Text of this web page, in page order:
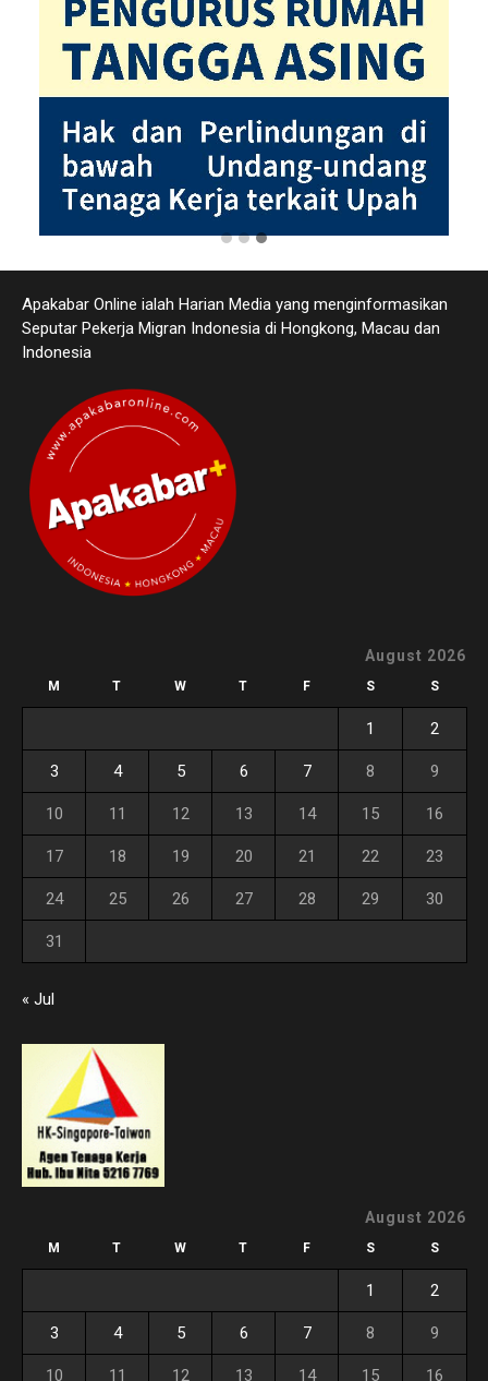
Apakabar Online ialah Harian Media yang menginformasikan
Seputar Pekerja Migran Indonesia di Hongkong, Macau dan
Indonesia
August 2026
M T W T F S S
1 2
3 4 5 6 7 8 9
10 11 12 13 14 15 16
17 18 19 20 21 22 23
24 25 26 27 28 29 30
31
« Jul
August 2026
M T W T F S S
1 2
3 4 5 6 7 8 9
10 11 12 13 14 15 16